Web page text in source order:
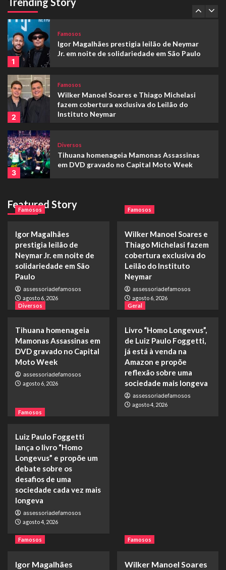
5
longeva
1
Famosos
Igor Magalhães prestigia leilão de Neymar
Jr. em noite de solidariedade em São Paulo
2
Famosos
Wilker Manoel Soares e Thiago Michelasi
fazem cobertura exclusiva do Leilão do
Instituto Neymar
3
Diversos
Tihuana homenageia Mamonas Assassinas
em DVD gravado no Capital Moto Week
Livro “Homo Longevus”, de Luiz Paulo
Foggetti, já está à venda na Amazon e
longeva
Famosos
Luiz Paulo Foggetti lança o livro “Homo
Longevus” e propõe um debate sobre os
desafios de uma sociedade cada vez mais
longeva
Jr. em noite de solidariedade em São Paulo
Famosos
Wilker Manoel Soares e Thiago Michelasi
fazem cobertura exclusiva do Leilão do
3
Tihuana homenageia Mamonas Assassinas
em DVD gravado no Capital Moto Week
Geral
Livro “Homo Longevus”, de Luiz Paulo
Foggetti, já está à venda na Amazon e
longeva
5
Famosos
Luiz Paulo Foggetti lança o livro “Homo
Longevus” e propõe um debate sobre os
longeva
Featured Story
Famosos
Igor Magalhães
prestigia leilão de
Neymar Jr. em noite de
solidariedade em São
Paulo
assessoriadefamosos
agosto 6, 2026
Famosos
Wilker Manoel Soares e
Thiago Michelasi fazem
cobertura exclusiva do
Leilão do Instituto
Neymar
assessoriadefamosos
agosto 6, 2026
Diversos
Tihuana homenageia
Mamonas Assassinas em
DVD gravado no Capital
Moto Week
assessoriadefamosos
agosto 6, 2026
Geral
Livro “Homo Longevus”,
de Luiz Paulo Foggetti,
já está à venda na
Amazon e propõe
reflexão sobre uma
sociedade mais longeva
assessoriadefamosos
agosto 4, 2026
Famosos
Luiz Paulo Foggetti
lança o livro “Homo
Longevus” e propõe um
debate sobre os
desafios de uma
sociedade cada vez mais
longeva
assessoriadefamosos
agosto 4, 2026
Famosos
Igor Magalhães
Famosos
Wilker Manoel Soares